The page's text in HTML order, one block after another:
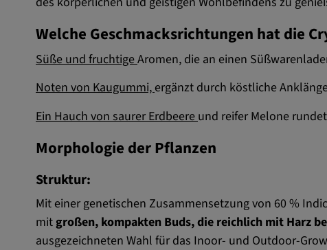
Welche Geschmacksrichtungen hat die
Süße und fruchtigeAromen, die an einen
Noten von Kaugummi,ergänzt durch köstliche
Ein Hauch von saurer Erdbeere und reifer Melone
Morphologie der Pflanzen
Struktur:
Mit einer genetischen Zusammensetzung von 60 %
mit großen, kompakten Buds, die reichlich mit Harz
ausgezeichneten Wahl für das Inoor- und Outdoor-